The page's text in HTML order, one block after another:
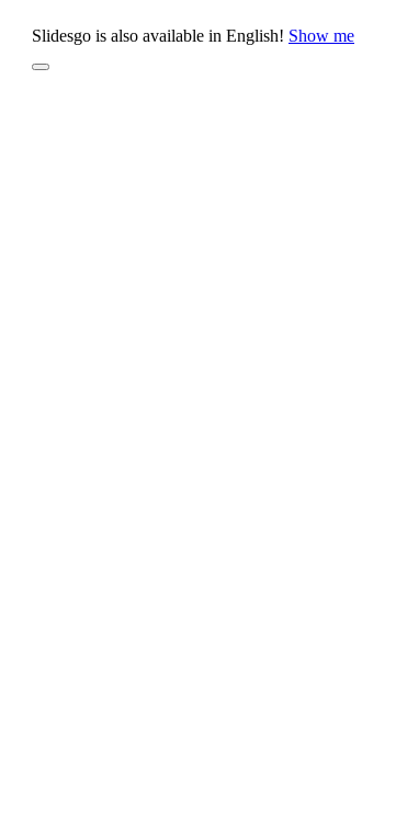
Slidesgo is also available in English! Show me